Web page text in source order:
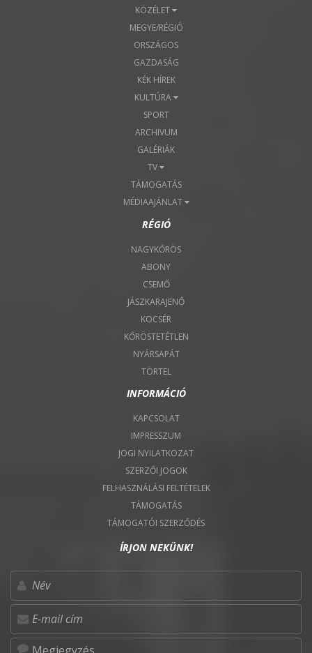
KÖZÉLET
MEGYE/RÉGIÓ
ORSZÁGOS
GAZDASÁG
KÉK HÍREK
KULTÚRA
SPORT
ARCHIVUM
GALÉRIÁK
TV
TÁMOGATÁS
MÉDIAAJÁNLAT
RÉGIÓ
NAGYKŐRÖS
ABONY
CSEMŐ
JÁSZKARAJENŐ
KOCSÉR
KŐRÖSTETÉTLEN
NYÁRSAPÁT
TÖRTEL
INFORMÁCIÓ
KAPCSOLAT
IMPRESSZUM
JOGI NYILATKOZAT
SZERZŐI JOGOK
FELHASZNÁLÁSI FELTÉTELEK
TÁMOGATÁS
TÁMOGATÓI SZERZŐDÉS
ÍRJON NEKÜNK!